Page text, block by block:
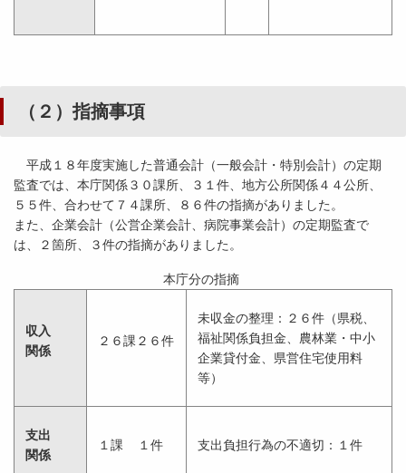
（２）指摘事項
平成１８年度実施した普通会計（一般会計・特別会計）の定期
監査では、本庁関係３０課所、３１件、地方公所関係４４公所、
５５件、合わせて７４課所、８６件の指摘がありました。
また、企業会計（公営企業会計、病院事業会計）の定期監査で
は、２箇所、３件の指摘がありました。
本庁分の指摘
収入
関係
２６課２６件
未収金の整理：２６件（県税、
福祉関係負担金、農林業・中小
企業貸付金、県営住宅使用料
等）
支出
関係
１課 １件 支出負担行為の不適切：１件